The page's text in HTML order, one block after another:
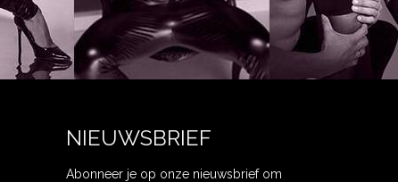
NIEUWSBRIEF
Abonneer je op onze nieuwsbrief om